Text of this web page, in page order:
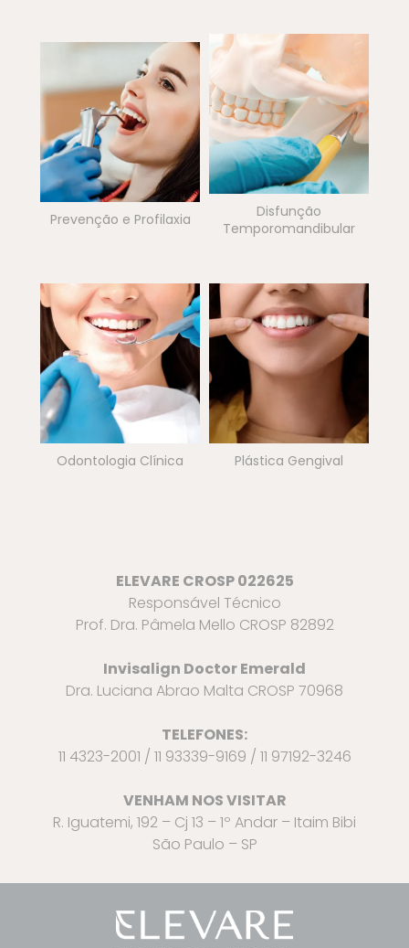
Prevenção e Profilaxia
Disfunção
Temporomandibular
Odontologia Clínica Plástica Gengival
ELEVARE CROSP 022625
Responsável Técnico
Prof. Dra. Pâmela Mello CROSP 82892
Invisalign Doctor Emerald
Dra. Luciana Abrao Malta CROSP 70968
TELEFONES:
11 4323-2001 / 11 93339-9169 / 11 97192-3246
VENHAM NOS VISITAR
R. Iguatemi, 192 – Cj 13 – 1º Andar – Itaim Bibi
São Paulo – SP